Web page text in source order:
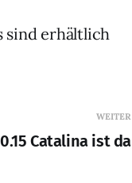
sind erhältlich
WEITER
Catalina ist da